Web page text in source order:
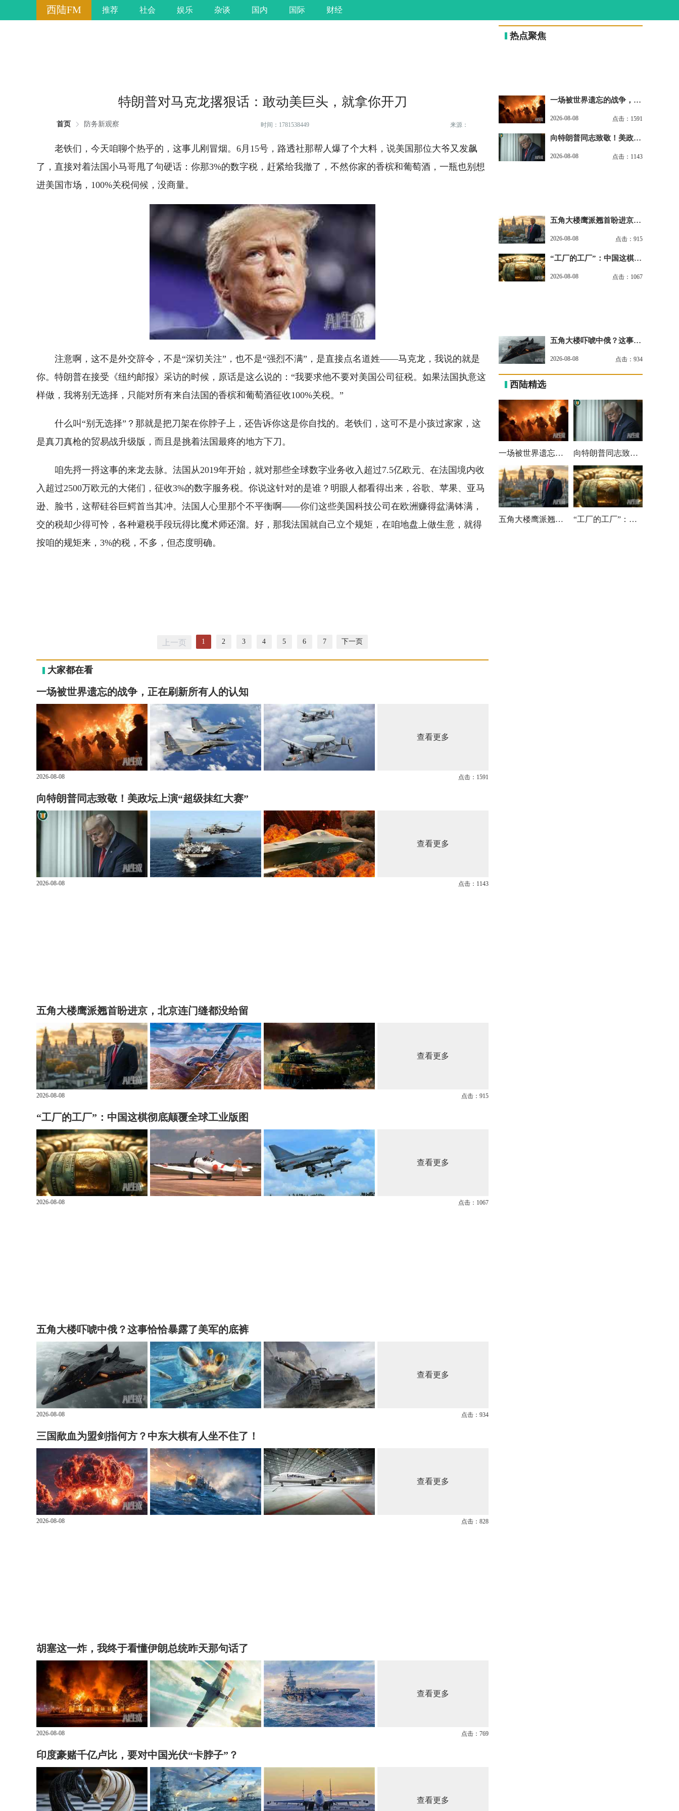
西陆FM 推荐 社会 娱乐 杂谈 国内 国际 财经
特朗普对马克龙撂狠话：敢动美巨头，就拿你开刀
首页 防务新观察 时间：1781538449 来源：
老铁们，今天咱聊个热乎的，这事儿刚冒烟。6月15号，路透社那帮人爆了个大料，说美国那位大爷又发飙
了，直接对着法国小马哥甩了句硬话：你那3%的数字税，赶紧给我撤了，不然你家的香槟和葡萄酒，一瓶也别想
进美国市场，100%关税伺候，没商量。
注意啊，这不是外交辞令，不是“深切关注”，也不是“强烈不满”，是直接点名道姓——马克龙，我说的就是
你。特朗普在接受《纽约邮报》采访的时候，原话是这么说的：“我要求他不要对美国公司征税。如果法国执意这
样做，我将别无选择，只能对所有来自法国的香槟和葡萄酒征收100%关税。”
什么叫“别无选择”？那就是把刀架在你脖子上，还告诉你这是你自找的。老铁们，这可不是小孩过家家，这
是真刀真枪的贸易战升级版，而且是挑着法国最疼的地方下刀。
咱先捋一捋这事的来龙去脉。法国从2019年开始，就对那些全球数字业务收入超过7.5亿欧元、在法国境内收
入超过2500万欧元的大佬们，征收3%的数字服务税。你说这针对的是谁？明眼人都看得出来，谷歌、苹果、亚马
逊、脸书，这帮硅谷巨鳄首当其冲。法国人心里那个不平衡啊——你们这些美国科技公司在欧洲赚得盆满钵满，
交的税却少得可怜，各种避税手段玩得比魔术师还溜。好，那我法国就自己立个规矩，在咱地盘上做生意，就得
按咱的规矩来，3%的税，不多，但态度明确。
上一页 1 2 3 4 5 6 7 下一页
大家都在看
一场被世界遗忘的战争，正在刷新所有人的认知
查看更多
2026-08-08 点击：1591
向特朗普同志致敬！美政坛上演“超级抹红大赛”
查看更多
2026-08-08 点击：1143
五角大楼鹰派翘首盼进京，北京连门缝都没给留
查看更多
2026-08-08 点击：915
“工厂的工厂”：中国这棋彻底颠覆全球工业版图
查看更多
2026-08-08 点击：1067
五角大楼吓唬中俄？这事恰恰暴露了美军的底裤
查看更多
2026-08-08 点击：934
三国歃血为盟剑指何方？中东大棋有人坐不住了！
查看更多
2026-08-08 点击：828
胡塞这一炸，我终于看懂伊朗总统昨天那句话了
查看更多
2026-08-08 点击：769
印度豪赌千亿卢比，要对中国光伏“卡脖子”？
查看更多
热点聚焦
一场被世界遗忘的战争，正
2026-08-08 点击：1591
向特朗普同志致敬！美政坛
2026-08-08 点击：1143
五角大楼鹰派翘首盼进京，
2026-08-08 点击：915
“工厂的工厂”：中国这棋彻
2026-08-08 点击：1067
五角大楼吓唬中俄？这事恰
2026-08-08 点击：934
西陆精选
一场被世界遗忘的战争，正在刷新所有人的认知 向特朗普同志致敬！美政坛上演“超级抹红大赛”
五角大楼鹰派翘首盼进京，北京连门缝都没给留 “工厂的工厂”：中国这棋彻底颠覆全球工业版图